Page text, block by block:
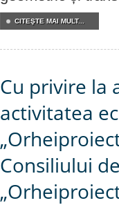
CITEŞTE MAI MULT...
Cu privire la
activitatea
Consiliului